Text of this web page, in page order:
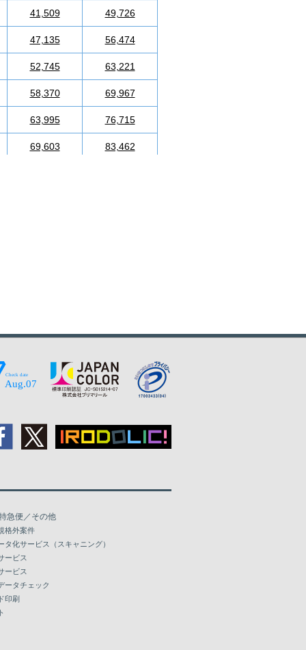
41,509 49,726
47,135 56,474
52,745 63,221
58,370 69,967
63,995 76,715
69,603 83,462
108,950 130,693
114,561 137,440
120,184 144,171
129,683 155,470
138,673 166,263
143,160
147,648 177,054
急便／その他
格外案件
タ化サービス（スキャニング）
ービス
ービス
ータチェック
印刷